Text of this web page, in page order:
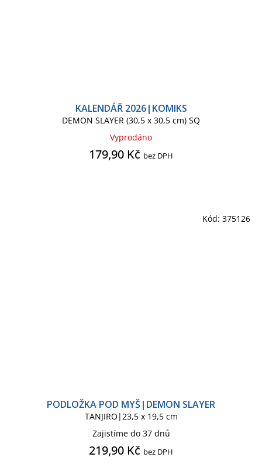
KALENDÁŘ 2026|KOMIKS
DEMON SLAYER (30,5 x 30,5 cm) SQ
Vyprodáno
179,90 Kč bez DPH
PODLOŽKA POD MYŠ|DEMON SLAYER
TANJIRO|23,5 x 19,5 cm
Zajistíme do 37 dnů
219,90 Kč bez DPH
Kód: 375126